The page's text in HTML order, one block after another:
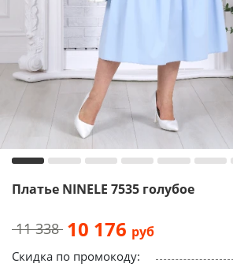
Платье NINELE 7535 голубое
11 338 10 176 руб
Скидка по промокоду: